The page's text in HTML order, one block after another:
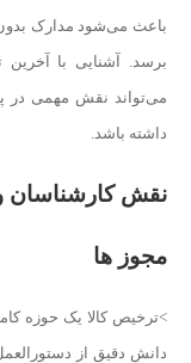
باعث می‌شود مدارک بدون
برسد. آشنایی با
می‌تواند نقش مهمی در
داشته باشد.
نقش کارشناسان
مجوز ها
>ترخیص کالا یک حوزه
دانش دقیق از